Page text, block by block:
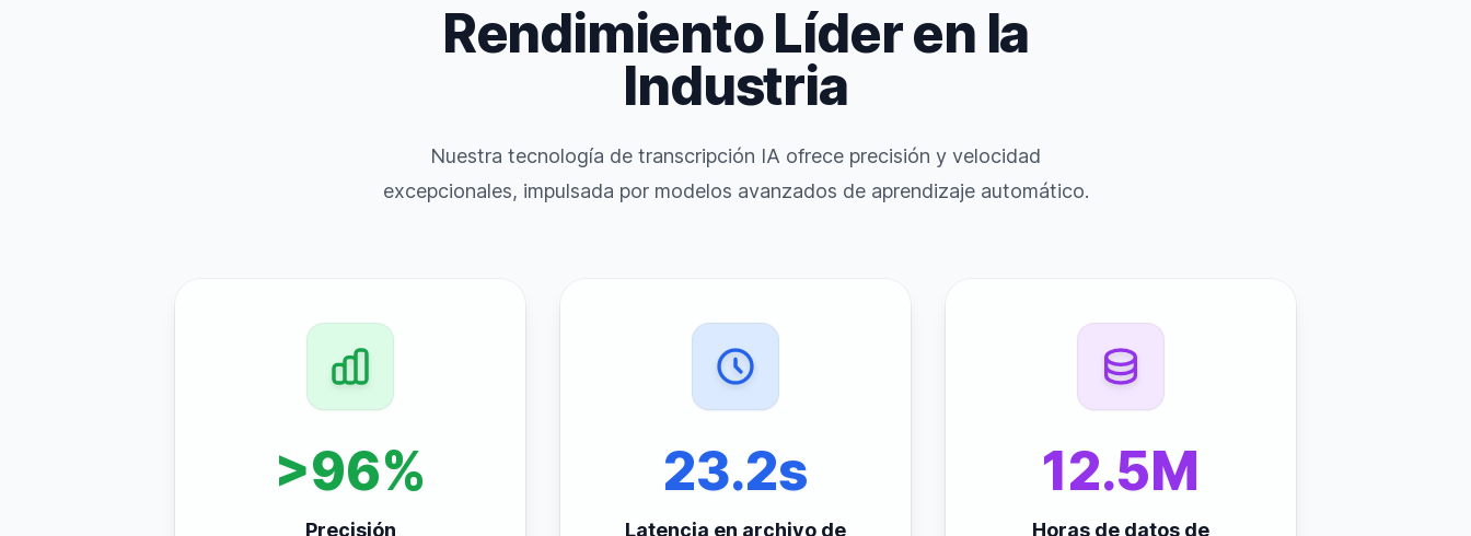
Rendimiento Líder en la
Industria
Nuestra tecnología de transcripción IA ofrece precisión y velocidad
excepcionales, impulsada por modelos avanzados de aprendizaje automático.
>96%
Precisión
23.2s
Latencia en archivo de
12.5M
Horas de datos de